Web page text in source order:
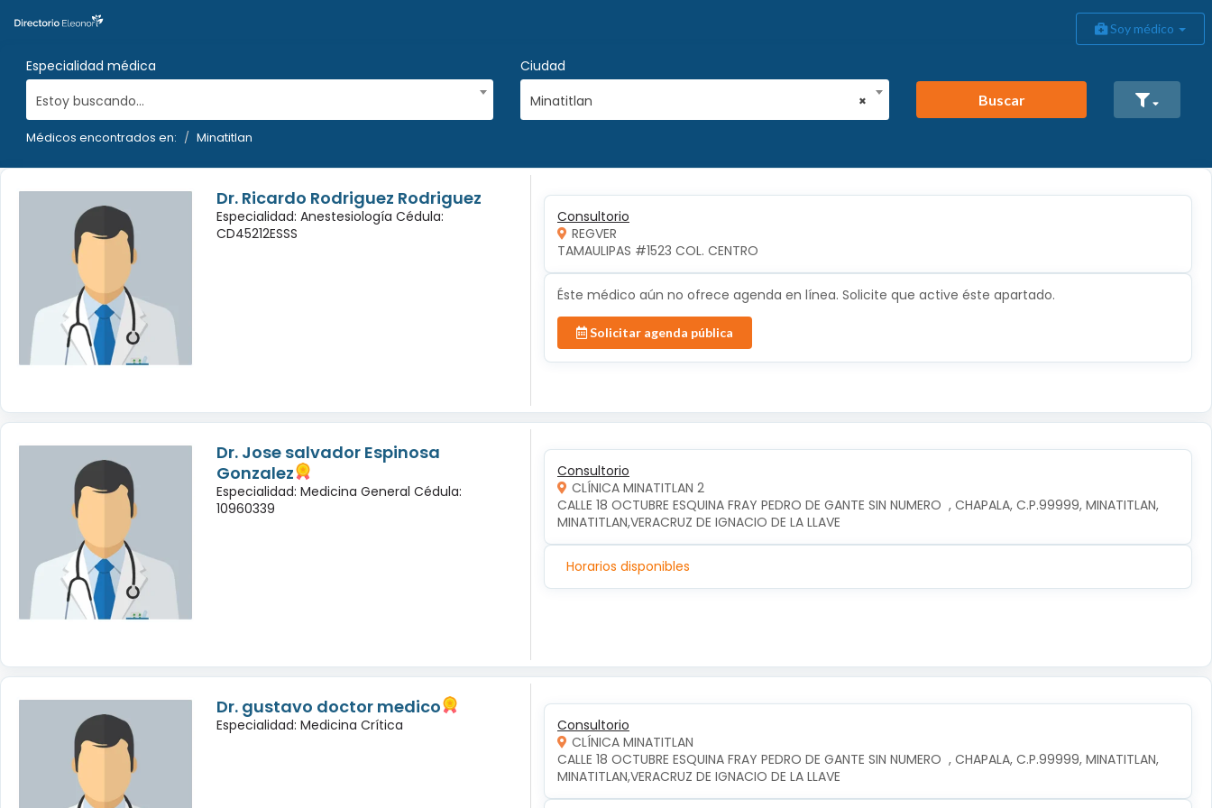
Soy médico
Especialidad médica
Estoy buscando...
Ciudad
×
Minatitlan Buscar
Médicos encontrados en: Minatitlan
Dr. Ricardo Rodriguez Rodriguez
Especialidad: Anestesiología Cédula:
CD45212ESSS
Consultorio
REGVER
TAMAULIPAS #1523 COL. CENTRO
Éste médico aún no ofrece agenda en línea. Solicite que active éste apartado.
Solicitar agenda pública
Dr. Jose salvador Espinosa
Gonzalez
Especialidad: Medicina General Cédula:
10960339
Consultorio
CLÍNICA MINATITLAN 2
CALLE 18 OCTUBRE ESQUINA FRAY PEDRO DE GANTE SIN NUMERO  , CHAPALA, C.P.99999, MINATITLAN,
MINATITLAN,VERACRUZ DE IGNACIO DE LA LLAVE
Horarios disponibles
Dr. gustavo doctor medico
Especialidad: Medicina Crítica
Consultorio
CLÍNICA MINATITLAN
CALLE 18 OCTUBRE ESQUINA FRAY PEDRO DE GANTE SIN NUMERO  , CHAPALA, C.P.99999, MINATITLAN,
MINATITLAN,VERACRUZ DE IGNACIO DE LA LLAVE